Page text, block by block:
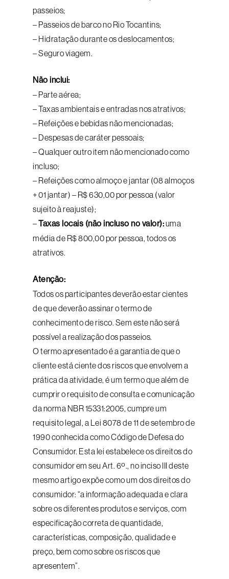
passeios;
– Passeios de barco no Rio Tocantins;
– Hidratação durante os deslocamentos;
– Seguro viagem.
Não inclui:
– Parte aérea;
– Taxas ambientais e entradas nos atrativos;
– Refeições e bebidas não mencionadas;
– Despesas de caráter pessoais;
– Qualquer outro item não mencionado como
incluso;
– Refeições como almoço e jantar (08 almoços
+ 01 jantar) – R$ 630,00 por pessoa (valor
sujeito à reajuste);
–Taxas locais (não incluso no valor):uma
média de R$ 800,00 por pessoa, todos os
atrativos.
Atenção:
Todos os participantes deverão estar cientes
de que deverão assinar o termo de
conhecimento de risco. Sem este não será
possível a realização dos passeios.
O termo apresentado é a garantia de que o
cliente está ciente dos riscos que envolvem a
prática da atividade, é um termo que além de
cumprir o requisito de consulta e comunicação
da norma NBR 15331:2005, cumpre um
requisito legal, a Lei 8078 de 11 de setembro de
1990 conhecida como Código de Defesa do
Consumidor. Esta lei estabelece os direitos do
consumidor em seu Art. 6º., no inciso III deste
mesmo artigo expõe como um dos direitos do
consumidor: “a informação adequada e clara
sobre os diferentes produtos e serviços, com
especificação correta de quantidade,
características, composição, qualidade e
preço, bem como sobre os riscos que
apresentem”.